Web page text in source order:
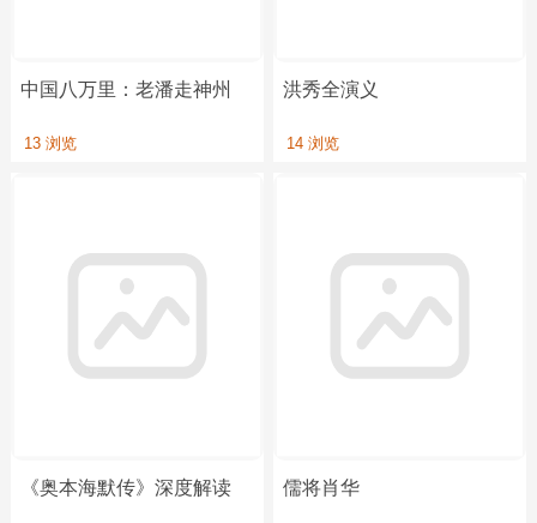
中国八万里：老潘走神州
13 浏览
洪秀全演义
14 浏览
《奥本海默传》深度解读 儒将肖华